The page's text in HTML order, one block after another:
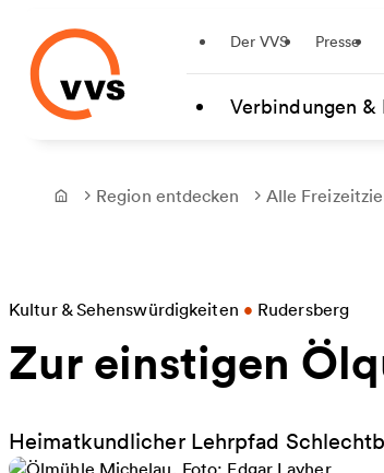
Zum Hauptinhalt springen
Der VVS Presse
Verbindungen
Frontpage
Region entdecken Alle
Kultur & Sehenswürdigkeiten • Rudersberg
Zur einstigen
Heimatkundlicher Lehrpfad